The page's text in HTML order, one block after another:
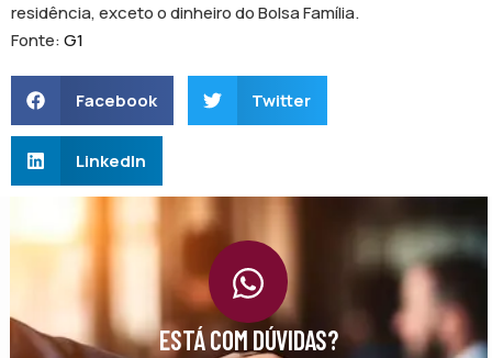
residência, exceto o dinheiro do Bolsa Família.
Fonte:G1
Facebook Twitter
LinkedIn
ESTÁ COM DÚVIDAS?